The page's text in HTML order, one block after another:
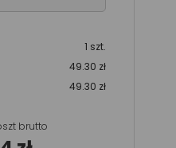
1 szt.
49.30 zł
49.30 zł
brutto